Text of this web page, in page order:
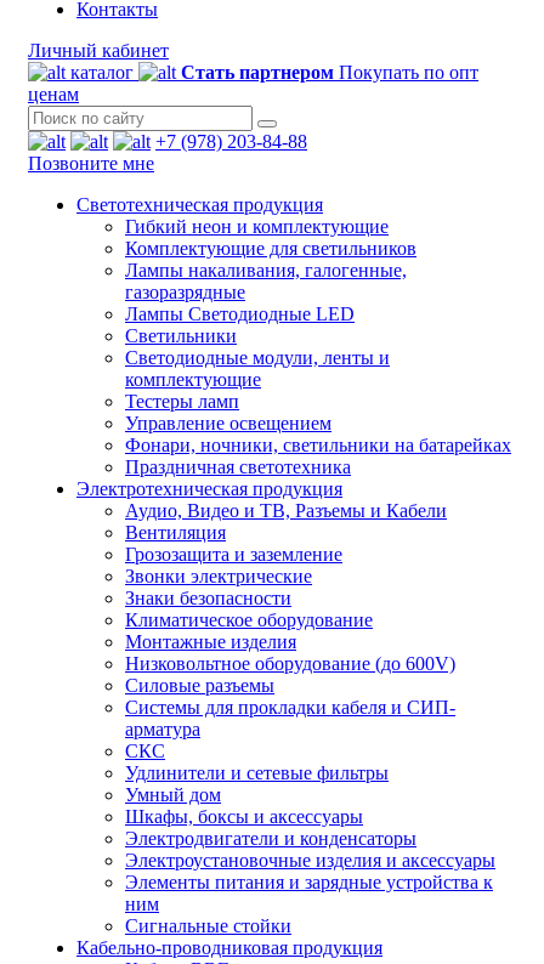
Контакты
Личный кабинет
каталог
Стать партнером Покупать по опт
ценам
+7 (978) 203-84-88
Позвоните мне
Светотехническая продукция
Гибкий неон и комплектующие
Комплектующие для светильников
Лампы накаливания, галогенные,
газоразрядные
Лампы Светодиодные LED
Светильники
Светодиодные модули, ленты и
комплектующие
Тестеры ламп
Управление освещением
Фонари, ночники, светильники на батарейках
Праздничная светотехника
Электротехническая продукция
Аудио, Видео и ТВ, Разъемы и Кабели
Вентиляция
Грозозащита и заземление
Звонки электрические
Знаки безопасности
Климатическое оборудование
Монтажные изделия
Низковольтное оборудование (до 600V)
Силовые разъемы
Системы для прокладки кабеля и СИП-
арматура
СКС
Удлинители и сетевые фильтры
Умный дом
Шкафы, боксы и аксессуары
Электродвигатели и конденсаторы
Электроустановочные изделия и аксессуары
Элементы питания и зарядные устройства к
ним
Сигнальные стойки
Кабельно-проводниковая продукция